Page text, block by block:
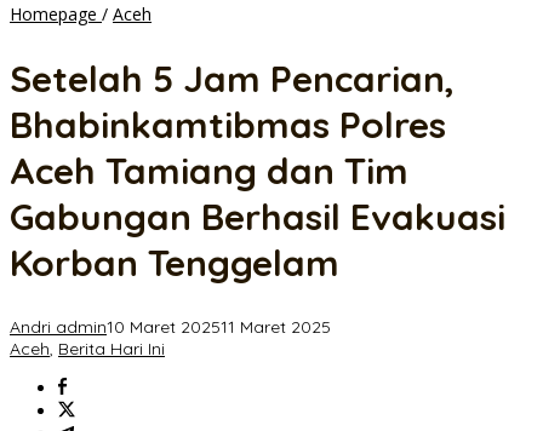
Homepage / Aceh
Pencarian,
Polres
Tamiang
Tim
Berhasil
Evakuasi
Tenggelam
Setelah 5 Jam Pencarian,
Bhabinkamtibmas Polres
Aceh Tamiang dan Tim
Gabungan Berhasil Evakuasi
Korban Tenggelam
Andri admin10 Maret 202511 Maret 2025
Aceh, Berita Hari Ini